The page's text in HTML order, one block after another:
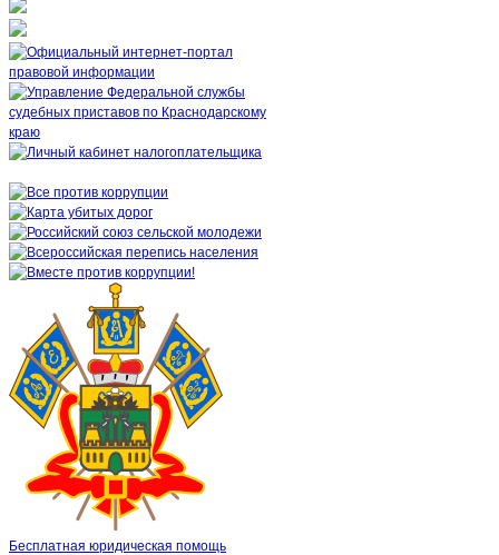
Бесплатная юридическая помощь